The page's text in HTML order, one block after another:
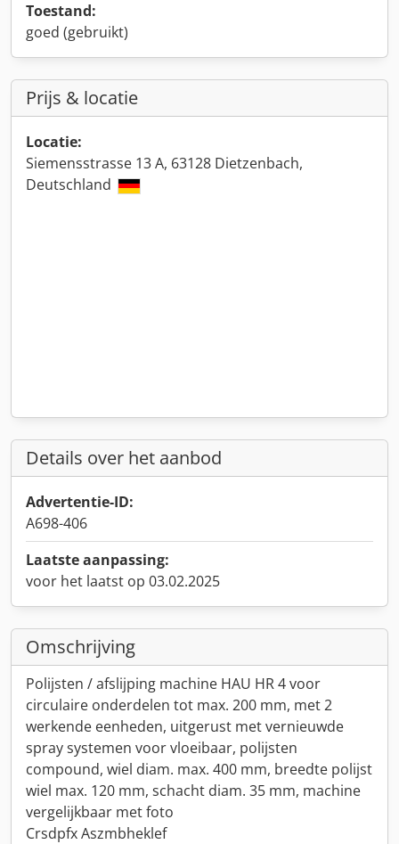
Toestand:
goed (gebruikt)
Prijs & locatie
Locatie:
Siemensstrasse 13 A, 63128 Dietzenbach,
Deutschland
Details over het aanbod
Advertentie-ID:
A698-406
Laatste aanpassing:
voor het laatst op 03.02.2025
Omschrijving
Polijsten / afslijping machine HAU HR 4 voor
circulaire onderdelen tot max. 200 mm, met 2
werkende eenheden, uitgerust met vernieuwde
spray systemen voor vloeibaar, polijsten
compound, wiel diam. max. 400 mm, breedte polijst
wiel max. 120 mm, schacht diam. 35 mm, machine
vergelijkbaar met foto
Crsdpfx Aszmbheklef